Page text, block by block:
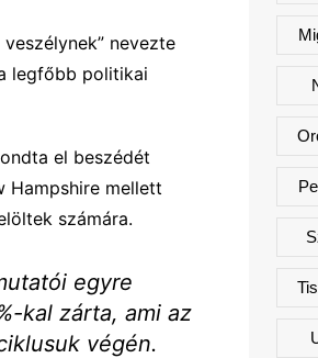
nevezte
legfőbb politikai
el beszédét
Hampshire mellett
számára.
egyre
kal zárta, ami az
végén.